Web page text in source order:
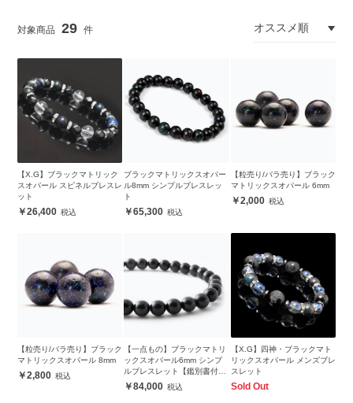
29
【X.G】ブラックマトリック
スオパール スピネルブレスレ
ット
26,400
ブラックマトリックスオパー
ル8mm シンプルブレスレッ
ト
65,300
【粒売り/バラ売り】ブラック
マトリックスオパール 6mm
2,000
【粒売り/バラ売り】ブラック
マトリックスオパール 8mm
2,800
【一点もの】ブラックマトリ
ックスオパール6mm シンプ
ルブレスレット【鑑別書付
き】84,000
【X.G】四神・ブラックマト
リックスオパール メンズブレ
スレット
Sold Out